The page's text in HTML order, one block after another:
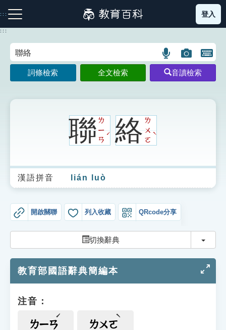
到
主
:::
注音索引圖示 筆畫索引圖示 部首索引表圖示
生字詞彙表
成語故事
索引選單
單字索引
遊戲專區
登入
:::
語
言
搜
圖
片
搜
開
鍵
圖
詞條檢索 全文檢索 音讀檢索
聯ㄌ
ㄧ
ㄢ
ˊ 絡ㄌ
ㄨ
ㄛ
ˋ
漢語拼音 lián luò
開啟關聯 列入收藏 QRcode分享
切換辭典 切換
教育部國語辭典簡編本
注音：
ㄌㄧㄢ ㄌㄨㄛ